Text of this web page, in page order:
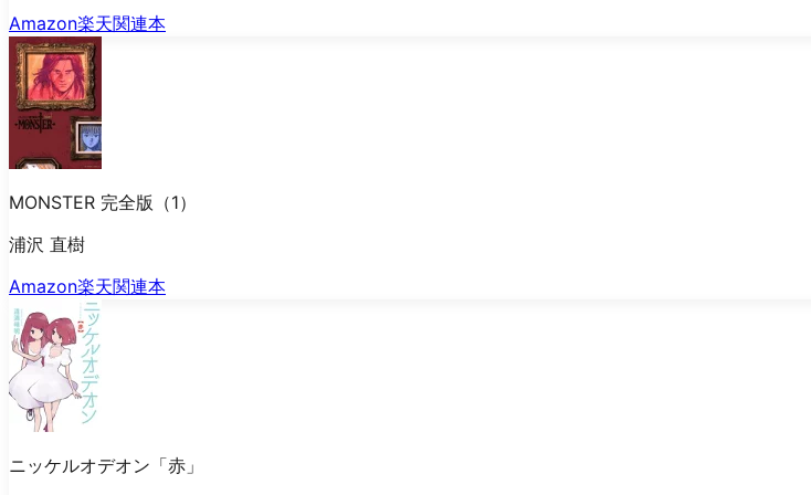
Amazon楽天関連本
MONSTER 完全版（1）
浦沢 直樹
Amazon楽天関連本
ニッケルオデオン「赤」